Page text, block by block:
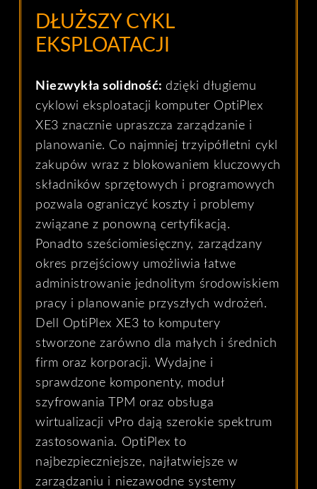
DŁUŻSZY CYKL
EKSPLOATACJI
Niezwykła solidność: dzięki długiemu
cyklowi eksploatacji komputer OptiPlex
XE3 znacznie upraszcza zarządzanie i
planowanie. Co najmniej trzyipółletni cykl
zakupów wraz z blokowaniem kluczowych
składników sprzętowych i programowych
pozwala ograniczyć koszty i problemy
związane z ponowną certyfikacją.
Ponadto sześciomiesięczny, zarządzany
okres przejściowy umożliwia łatwe
administrowanie jednolitym środowiskiem
pracy i planowanie przyszłych wdrożeń.
Dell OptiPlex XE3 to komputery
stworzone zarówno dla małych i średnich
firm oraz korporacji. Wydajne i
sprawdzone komponenty, moduł
szyfrowania TPM oraz obsługa
wirtualizacji vPro dają szerokie spektrum
zastosowania. OptiPlex to
najbezpieczniejsze, najłatwiejsze w
zarządzaniu i niezawodne systemy